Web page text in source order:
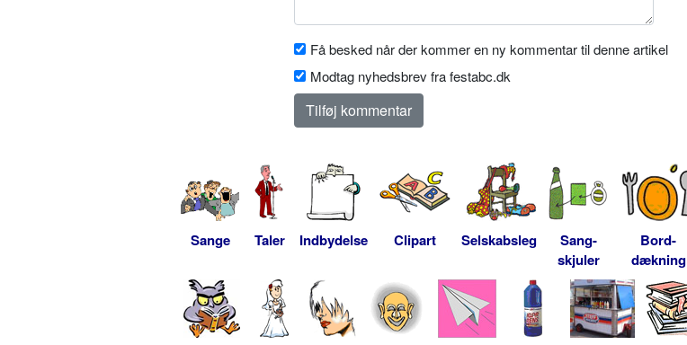
Få besked når der kommer en ny kommentar til denne artikel
Modtag nyhedsbrev fra festabc.dk
Sange Taler Indbydelse Clipart Selskabsleg
Sang-
skjuler
Bord-
dækning